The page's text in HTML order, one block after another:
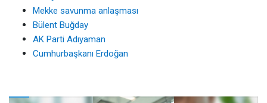
Mekke savunma anlaşması
Bülent Buğday
AK Parti Adıyaman
Cumhurbaşkanı Erdoğan